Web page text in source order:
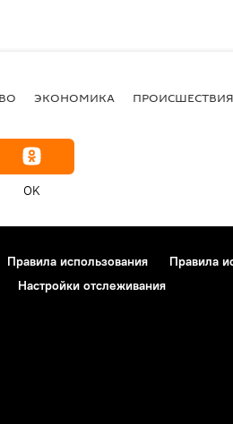
ЭКОНОМИКА ПРОИСШЕСТВИЯ
OK
Правила использования
Правила
Настройки отслеживания